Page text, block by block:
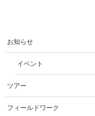
お知らせ
イベント
ツアー
フィールドワーク